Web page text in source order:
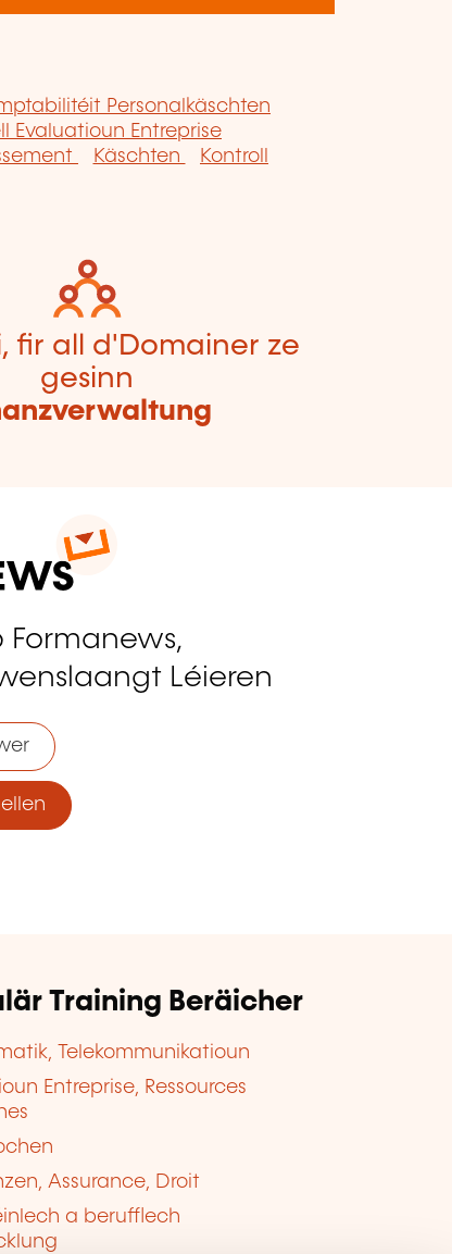
Personalkäschten
Evaluatioun Entreprise
Käschten
Kontroll
fir all d'Domainer ze
gesinn
Léieren
Training Beräicher
Telekommunikatioun
Entreprise, Ressources
Assurance, Droit
a berufflech